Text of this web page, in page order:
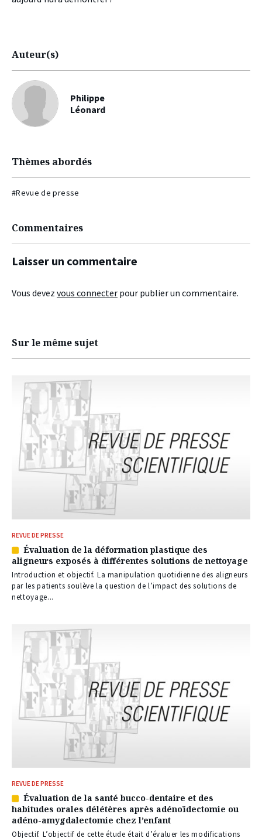
Auteur(s)
Philippe
Léonard
Thèmes abordés
#Revue de presse
Commentaires
Laisser un commentaire
Vous devez vous connecter pour publier un commentaire.
Sur le même sujet
REVUE DE PRESSE
Article
réservé
à
nos
abonnés
Évaluation de la déformation plastique des
aligneurs exposés à différentes solutions de nettoyage
Introduction et objectif. La manipulation quotidienne des aligneurs
par les patients soulève la question de l’impact des solutions de
nettoyage...
REVUE DE PRESSE
Article
réservé
à
nos
Évaluation de la santé bucco-dentaire et des
habitudes orales délétères après adénoïdectomie ou
adéno-amygdalectomie chez l’enfant
Objectif. L’objectif de cette étude était d’évaluer les modifications